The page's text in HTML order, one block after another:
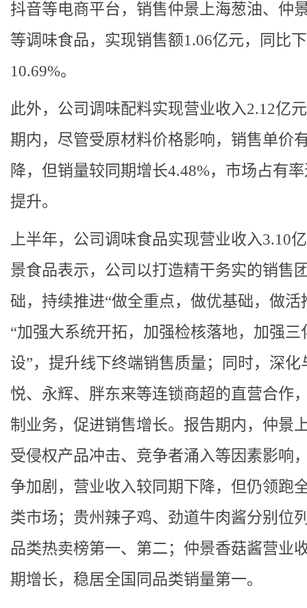
抖音等电商平台，销售仲景上海葱油、仲
等调味食品，实现销售额1.06亿元，同比
10.69%。
此外，公司调味配料实现营业收入2.12亿
期内，尽管受原材料价格影响，销售单价
降，但销量较同期增长4.48%，市场占有
提升。
上半年，公司调味食品实现营业收入3.10
景食品表示，公司以打造精干务实的销售
础，持续推进“做全重点，做优基础，做活
“加强大系统开拓，加强检核落地，加强三
设”，提升线下终端销售质量；同时，深化
悦、永辉、胖东来等连锁商超的直营合作
制业务，促进销售增长。报告期内，仲景
受侵权产品冲击、竞争者涌入等因素影响
争加剧，营业收入较同期下降，但仍领跑
类市场；贵州辣子鸡、劲道牛肉酱分别位
品类热卖榜第一、第二；仲景香菇酱营业
期增长，稳居全国同品类销量第一。